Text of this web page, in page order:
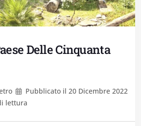
Delle Cinquanta
Pubblicato il 20 Dicembre 2022
lettura